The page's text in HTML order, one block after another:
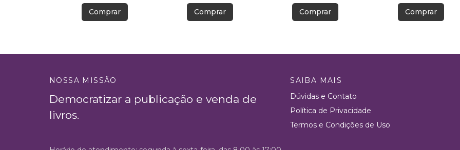
Comprar
Comprar
Comprar
Comprar
NOSSA MISSÃO
Democratizar a publicação e venda de
livros.
SAIBA MAIS
Dúvidas e Contato
Política de Privacidade
Termos e Condições de Uso